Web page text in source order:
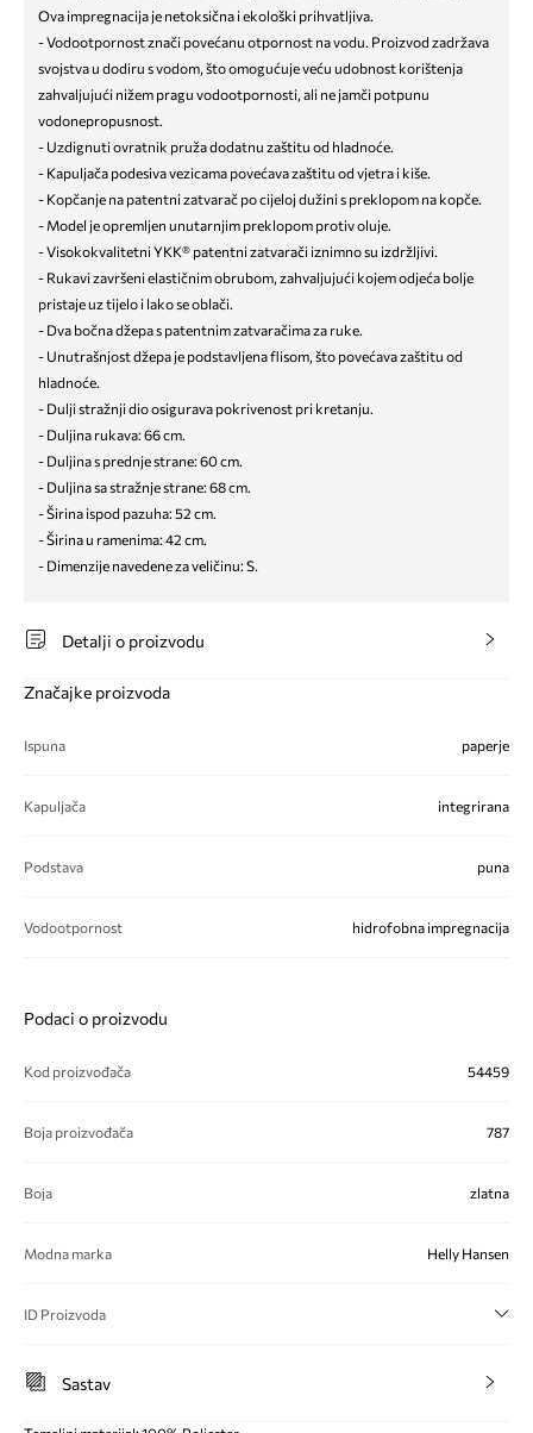
Ova impregnacija je netoksična i ekološki prihvatljiva.
- Vodootpornost znači povećanu otpornost na vodu. Proizvod zadržava
svojstva u dodiru s vodom, što omogućuje veću udobnost korištenja
zahvaljujući nižem pragu vodootpornosti, ali ne jamči potpunu
vodonepropusnost.
- Uzdignuti ovratnik pruža dodatnu zaštitu od hladnoće.
- Kapuljača podesiva vezicama povećava zaštitu od vjetra i kiše.
- Kopčanje na patentni zatvarač po cijeloj dužini s preklopom na kopče.
- Model je opremljen unutarnjim preklopom protiv oluje.
- Visokokvalitetni YKK® patentni zatvarači iznimno su izdržljivi.
- Rukavi završeni elastičnim obrubom, zahvaljujući kojem odjeća bolje
pristaje uz tijelo i lako se oblači.
- Dva bočna džepa s patentnim zatvaračima za ruke.
- Unutrašnjost džepa je podstavljena flisom, što povećava zaštitu od
hladnoće.
- Dulji stražnji dio osigurava pokrivenost pri kretanju.
- Duljina rukava: 66 cm.
- Duljina s prednje strane: 60 cm.
- Duljina sa stražnje strane: 68 cm.
- Širina ispod pazuha: 52 cm.
- Širina u ramenima: 42 cm.
- Dimenzije navedene za veličinu: S.
Detalji o proizvodu
Značajke proizvoda
Ispuna paperje
Kapuljača integrirana
Podstava puna
Vodootpornost hidrofobna impregnacija
Podaci o proizvodu
Kod proizvođača 54459
Boja proizvođača 787
Boja zlatna
Modna marka Helly Hansen
ID Proizvoda
Sastav